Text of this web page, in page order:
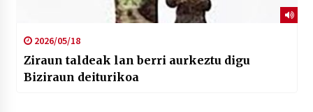
2026/05/18
Ziraun taldeak lan berri aurkeztu digu
Biziraun deiturikoa